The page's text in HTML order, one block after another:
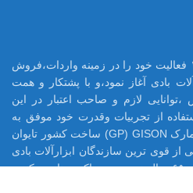
شرکت صبا صنعت از سال ۱۳۸۰ فعالیت خود را در زمینه واردات،فروش
بادی آغاز نمود،و با پشتکار و همت
لازم و صاحب اعتبار در این
سال ۱۳۸۸ با استفاده از تجربیات وقدرت خود موفق به
اخذ نمایندگی ابزار آلات بادی با مارک GP) GISON) ساخت کشور تایوان
قوی ترین سازندگان ابزارآلات بادی
در تایوان می باشد که با بیش از ۶۵ سال تجربه ،هم اکنون تامین کننده